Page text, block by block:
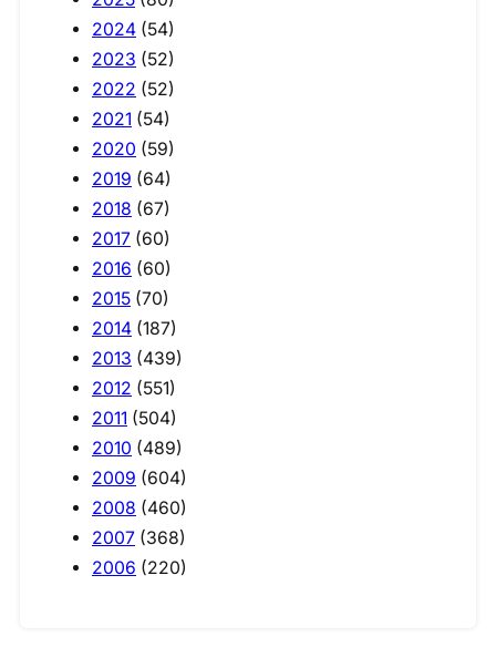
2024 (54)
2023 (52)
2022 (52)
2021 (54)
2020 (59)
2019 (64)
2018 (67)
2017 (60)
2016 (60)
2015 (70)
2014 (187)
2013 (439)
2012 (551)
2011 (504)
2010 (489)
2009 (604)
2008 (460)
2007 (368)
2006 (220)